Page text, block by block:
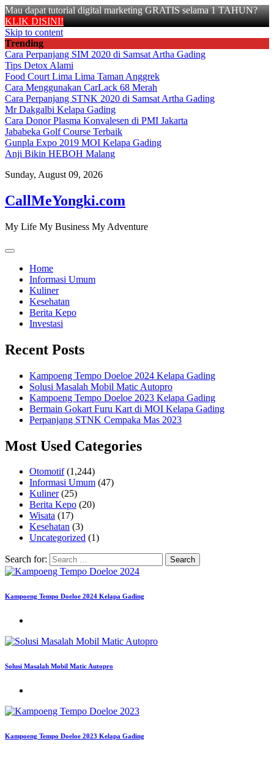
Mau dapat tutorial digital marketing GRATIS selama 1 TAHUN?
KLIK DISINI!
Skip to content
Trending
Cara Perpanjang SIM 2020 di Samsat Artha Gading
Tips Detox Alami
Food Court Lima Lima Taman Anggrek
Cara Menggunakan CarLack 68 Merah
Cara Perpanjang STNK 2020 di Samsat Artha Gading
Mr Dakgalbi Kelapa Gading
Cara Donor Plasma Konvalesen di PMI Jakarta
Jababeka Golf Course Terbaik
Gunpla Expo 2019 MOI Kelapa Gading
Anji Bikin HEBOH Malang
Sunday, August 09, 2026
CallMeYongki.com
My Life My Business My Adventure
Home
Informasi Umum
Kuliner
Kesehatan
Berita Kepo
Investasi
Recent Posts
Kampoeng Tempo Doeloe 2024 Kelapa Gading
Solusi Masalah Mobil Matic Autopro
Kampoeng Tempo Doeloe 2023 Kelapa Gading
Bermain Gokart Furu Kart di MOI Kelapa Gading
Perpanjang STNK Cempaka Mas 2023
Most Used Categories
Otomotif(1,244)
Informasi Umum (47)
Kuliner(25)
Berita Kepo (20)
Wisata (17)
Kesehatan (3)
Uncategorized (1)
Search for:
Kampoeng Tempo Doeloe 2024 Kelapa Gading
Solusi Masalah Mobil Matic Autopro
Kampoeng Tempo Doeloe 2023 Kelapa Gading